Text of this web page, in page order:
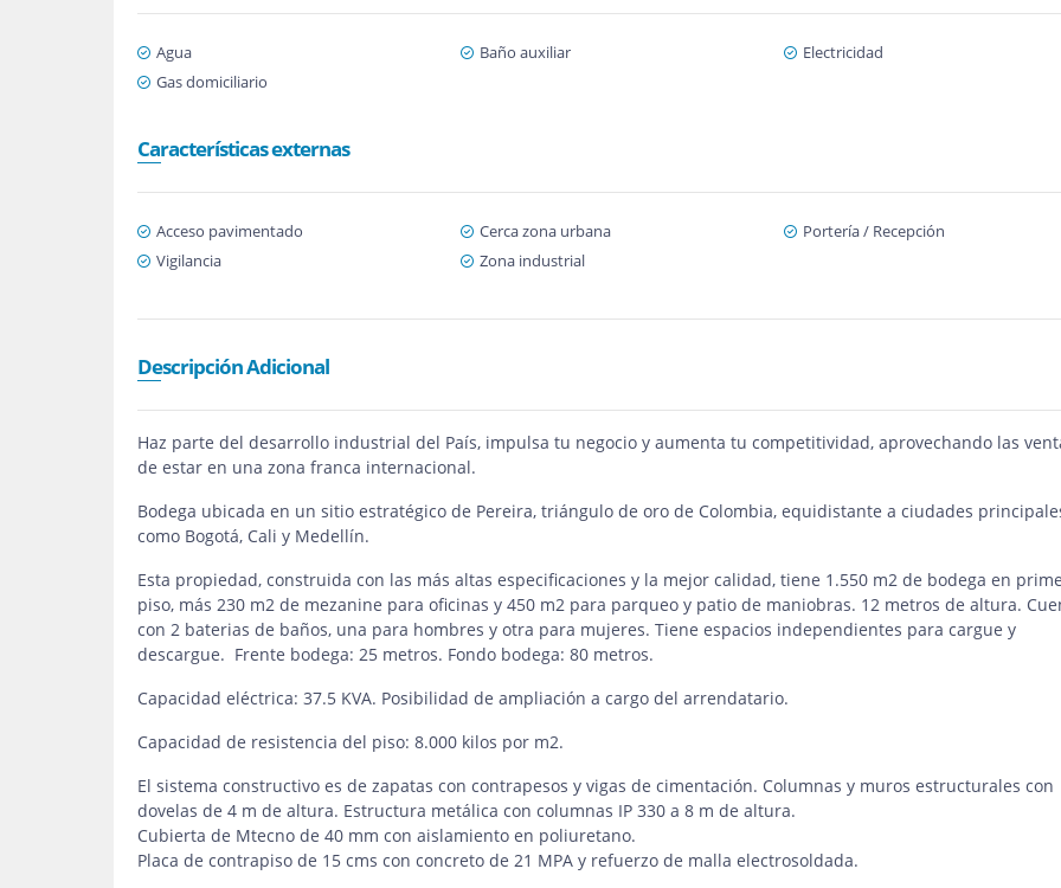
Agua Baño auxiliar
Electricidad
Gas domiciliario
Características externas
Acceso pavimentado Cerca zona urbana
Portería / Recepción
Vigilancia
Zona industrial
Descripción Adicional
Haz parte del desarrollo industrial del País, impulsa tu negocio y aumenta tu competitividad, aprovechando las
de estar en una zona franca internacional.
Bodega ubicada en un sitio estratégico de Pereira, triángulo de oro de Colombia, equidistante a ciudades
como Bogotá, Cali y Medellín.
Esta propiedad, construida con las más altas especificaciones y la mejor calidad, tiene 1.550 m2 de bodega en
piso, más 230 m2 de mezanine para oficinas y 450 m2 para parqueo y patio de maniobras. 12 metros de altura.
con 2 baterias de baños, una para hombres y otra para mujeres. Tiene espacios independientes para cargue y
descargue. Frente bodega: 25 metros. Fondo bodega: 80 metros.
Capacidad eléctrica: 37.5 KVA. Posibilidad de ampliación a cargo del arrendatario.
Capacidad de resistencia del piso: 8.000 kilos por m2.
El sistema constructivo es de zapatas con contrapesos y vigas de cimentación. Columnas y muros estructurales con
dovelas de 4 m de altura. Estructura metálica con columnas IP 330 a 8 m de altura.
Cubierta de Mtecno de 40 mm con aislamiento en poliuretano.
Placa de contrapiso de 15 cms con concreto de 21 MPA y refuerzo de malla electrosoldada.